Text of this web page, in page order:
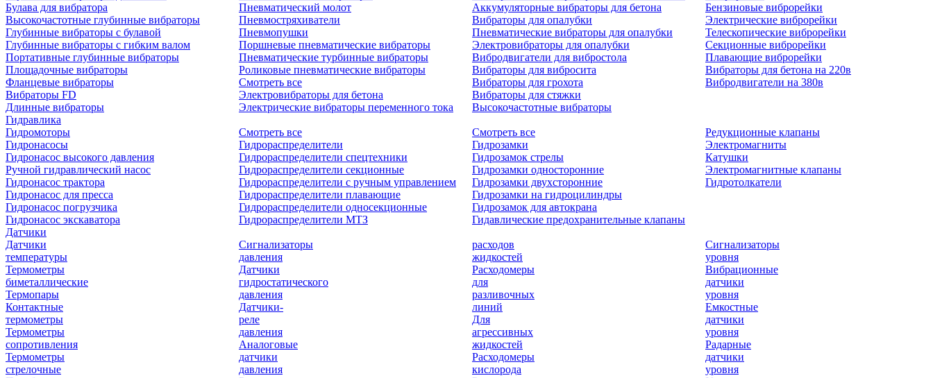
Булава для вибратора
Высокочастотные глубинные вибраторы
Глубинные вибраторы с булавой
Глубинные вибраторы с гибким валом
Портативные глубинные вибраторы
Площадочные вибраторы
Фланцевые вибраторы
Вибраторы FD
Длинные вибраторы
Пневматический молот
Пневмостряхиватели
Пневмопушки
Поршневые пневматические вибраторы
Пневматические турбинные вибраторы
Роликовые пневматические вибраторы
Смотреть все
Электровибраторы для бетона
Электрические вибраторы переменного тока
Аккумуляторные вибраторы для бетона
Вибраторы для опалубки
Пневматические вибраторы для опалубки
Электровибраторы для опалубки
Вибродвигатели для вибростола
Вибраторы для вибросита
Вибраторы для грохота
Вибраторы для стяжки
Высокочастотные вибраторы
Бензиновые виброрейки
Электрические виброрейки
Телескопические виброрейки
Секционные виброрейки
Плавающие виброрейки
Вибраторы для бетона на 220в
Вибродвигатели на 380в
Гидравлика
Гидромоторы
Гидронасосы
Гидронасос высокого давления
Ручной гидравлический насос
Гидронасос трактора
Гидронасос для пресса
Гидронасос погрузчика
Гидронасос экскаватора
Смотреть все
Гидрораспределители
Гидрораспределители спецтехники
Гидрораспределители секционные
Гидрораспределители с ручным управлением
Гидрораспределители плавающие
Гидрораспределители односекционные
Гидрораспределители МТЗ
Смотреть все
Гидрозамки
Гидрозамок стрелы
Гидрозамки односторонние
Гидрозамки двухсторонние
Гидрозамки на гидроцилиндры
Гидрозамок для автокрана
Гидавлические предохранительные клапаны
Редукционные клапаны
Электромагниты
Катушки
Электромагнитные клапаны
Гидротолкатели
Датчики
Датчики
температуры
Термометры
биметаллические
Термопары
Контактные
термометры
Термометры
сопротивления
Термометры
стрелочные
Сигнализаторы
давления
Датчики
гидростатического
давления
Датчики-
реле
давления
Аналоговые
датчики
давления
расходов
жидкостей
Расходомеры
для
разливочных
линий
Для
агрессивных
жидкостей
Расходомеры
кислорода
Сигнализаторы
уровня
Вибрационные
датчики
уровня
Емкостные
датчики
уровня
Радарные
датчики
уровня